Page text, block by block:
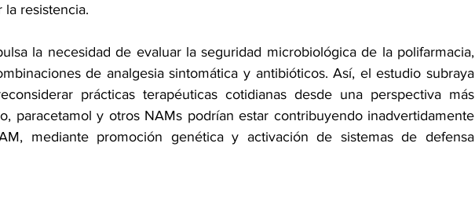
resistencia.
la necesidad de evaluar la seguridad microbiológica de la polifarmacia,
de analgesia sintomática y antibióticos. Así, el estudio subraya
prácticas terapéuticas cotidianas desde una perspectiva más
paracetamol y otros NAMs podrían estar contribuyendo inadvertidamente
mediante promoción genética y activación de sistemas de defensa